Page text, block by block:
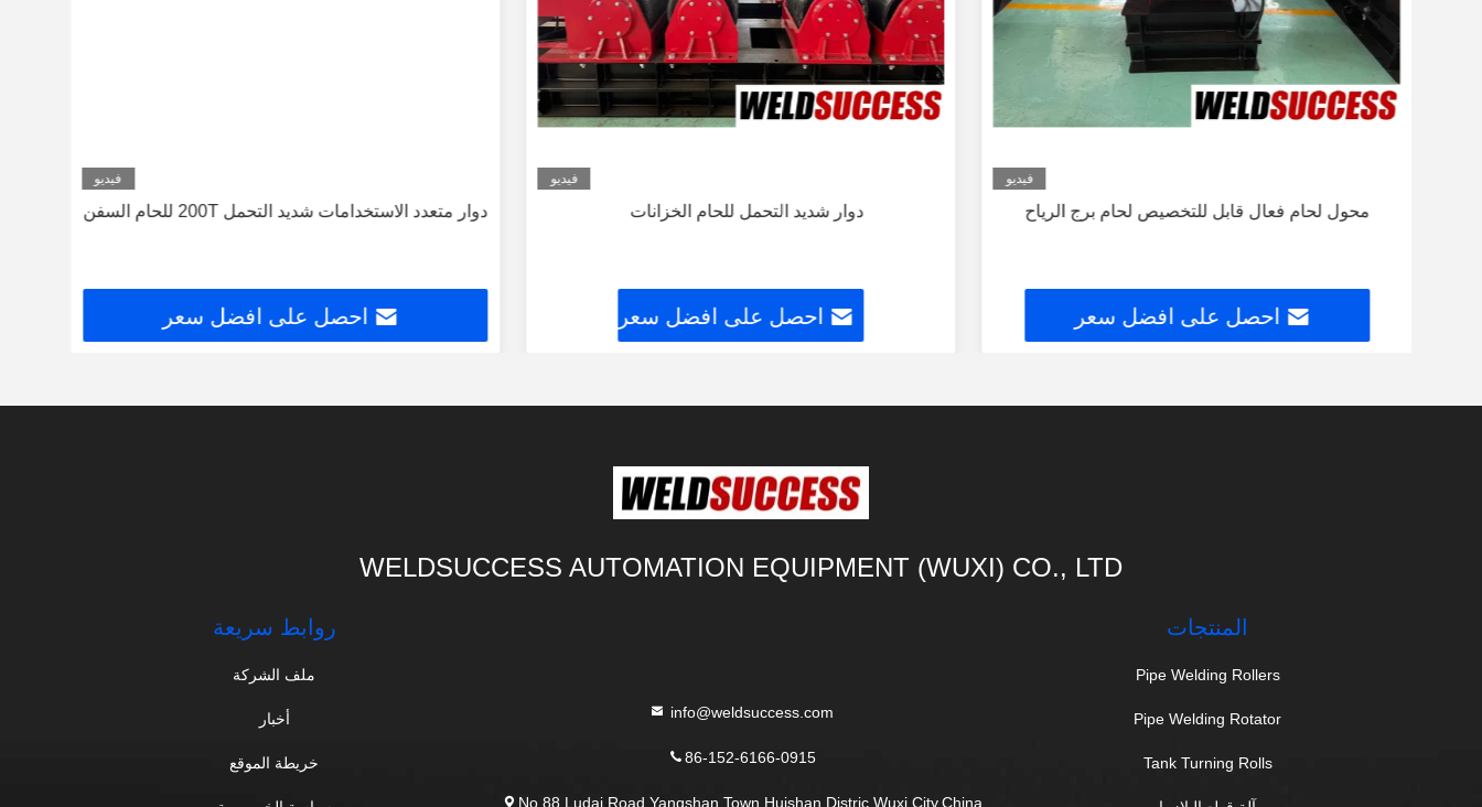
فيديو
محول لحام فعال قابل للتخصيص لحام برج الرياح
احصل على افضل سعر
فيديو
دوار شديد التحمل للحام الخزانات
احصل على افضل سعر
فيديو
دوار متعدد الاستخدامات شديد التحمل 200T للحام السفن
احصل على افضل سعر
WELDSUCCESS AUTOMATION EQUIPMENT (WUXI) CO., LTD
المنتجات
Pipe Welding Rollers
Pipe Welding Rotator
Tank Turning Rolls
info@weldsuccess.com
86-152-6166-0915
No.88 Ludai Road.Yangshan Town.Huishan Distric.Wuxi City,China
روابط سريعة
ملف الشركة
أخبار
خريطة الموقع